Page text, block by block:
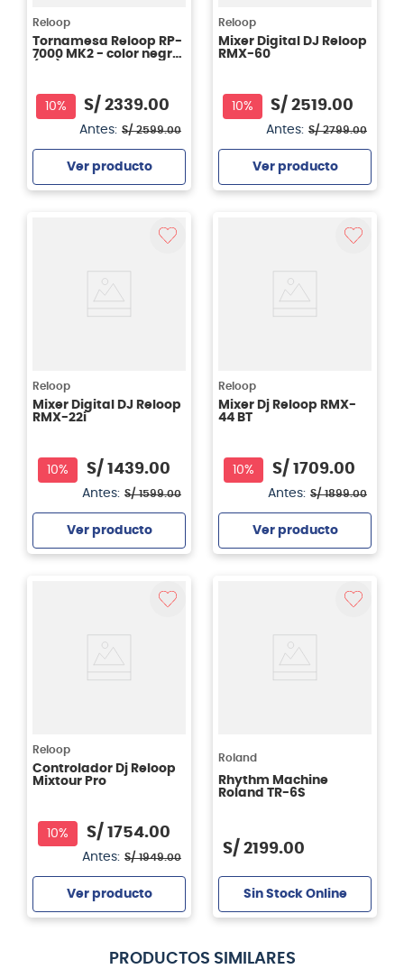
Reloop
Tornamesa Reloop RP-
7000 MK2 - color negro
10% S/ 2339.00
Antes: S/ 2599.00
Ver producto
Reloop
Mixer Digital DJ Reloop
RMX-60
10% S/ 2519.00
Antes: S/ 2799.00
Ver producto
Reloop
Mixer Digital DJ Reloop
RMX-22i
10% S/ 1439.00
Antes: S/ 1599.00
Ver producto
Reloop
Mixer Dj Reloop RMX-
44 BT
10% S/ 1709.00
Antes: S/ 1899.00
Ver producto
Reloop
Controlador Dj Reloop
Mixtour Pro
10% S/ 1754.00
Antes: S/ 1949.00
Ver producto
Roland
Rhythm Machine
Roland TR-6S
S/ 2199.00
Sin Stock Online
PRODUCTOS SIMILARES